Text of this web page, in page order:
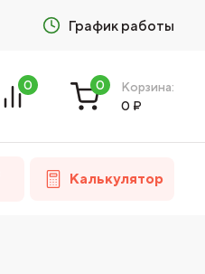
График работы
0 0
Корзина:
0 ₽
Калькулятор